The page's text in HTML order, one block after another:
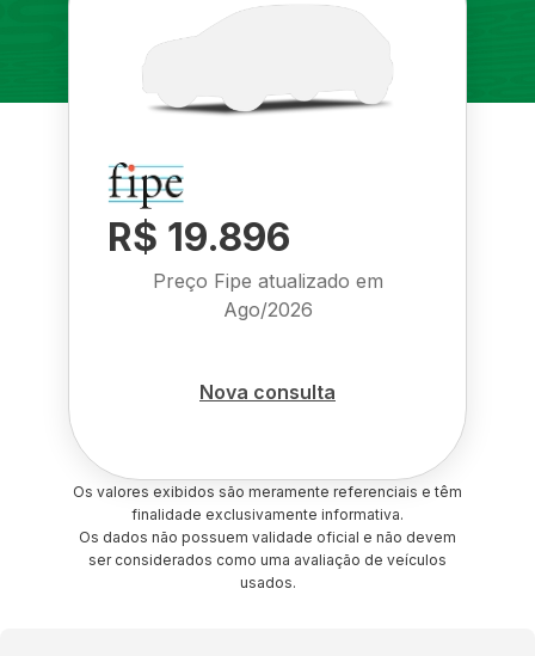
R$ 19.896
Preço Fipe atualizado em
Ago/2026
Nova consulta
Os valores exibidos são meramente referenciais e têm
finalidade exclusivamente informativa.
Os dados não possuem validade oficial e não devem
ser considerados como uma avaliação de veículos
usados.